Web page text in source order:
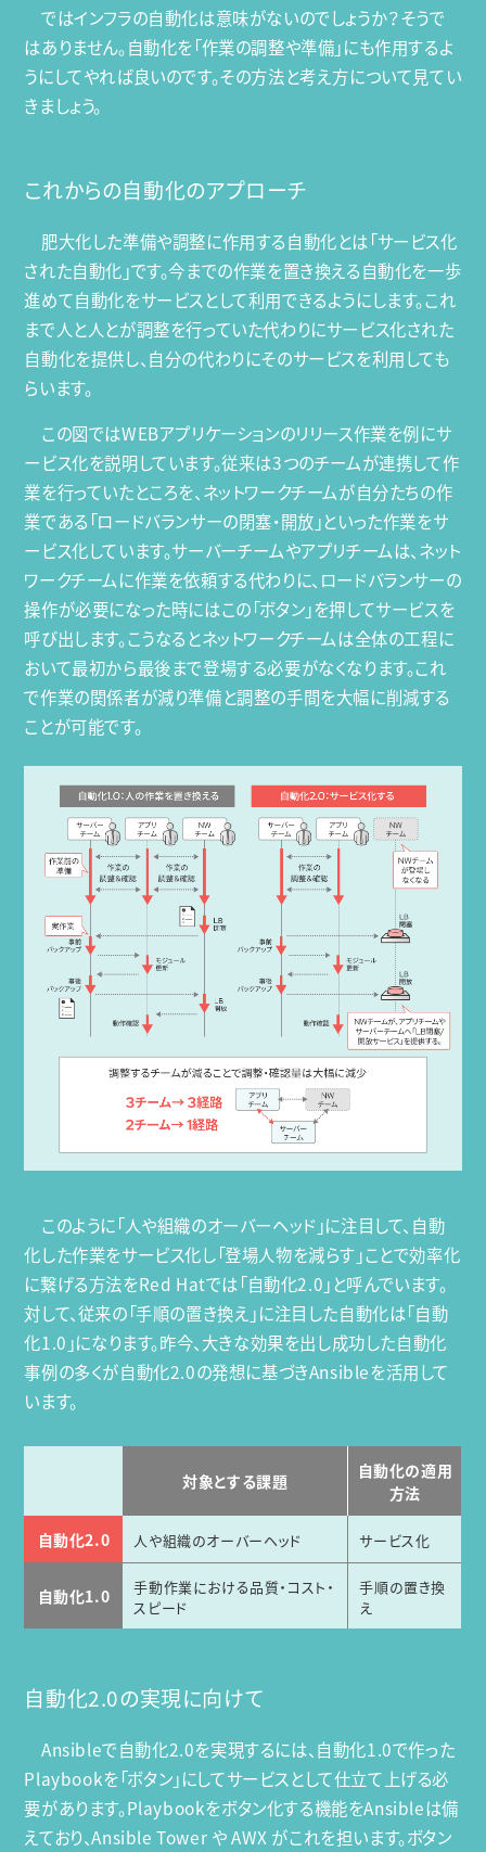
ではインフラの自動化は意味がないのでしょうか？そうで
はありません。自動化を「作業の調整や準備」にも作用するよ
うにしてやれば良いのです。その方法と考え方について見てい
きましょう。
これからの自動化のアプローチ
肥大化した準備や調整に作用する自動化とは「サービス化
された自動化」です。今までの作業を置き換える自動化を一歩
進めて自動化をサービスとして利用できるようにします。これ
まで人と人とが調整を行っていた代わりにサービス化された
自動化を提供し、自分の代わりにそのサービスを利用しても
らいます。
この図ではWEBアプリケーションのリリース作業を例にサ
ービス化を説明しています。従来は3つのチームが連携して作
業を行っていたところを、ネットワークチームが自分たちの作
業である「ロードバランサーの閉塞・開放」といった作業をサ
ービス化しています。サーバーチームやアプリチームは、ネット
ワークチームに作業を依頼する代わりに、ロードバランサーの
操作が必要になった時にはこの「ボタン」を押してサービスを
呼び出します。こうなるとネットワークチームは全体の工程に
おいて最初から最後まで登場する必要がなくなります。これ
で作業の関係者が減り準備と調整の手間を大幅に削減する
ことが可能です。
このように「人や組織のオーバーヘッド」に注目して、自動
化した作業をサービス化し「登場人物を減らす」ことで効率化
に繋げる方法をRed Hatでは「自動化2.0」と呼んでいます。
対して、従来の「手順の置き換え」に注目した自動化は「自動
化1.0」になります。昨今、大きな効果を出し成功した自動化
事例の多くが自動化2.0の発想に基づきAnsibleを活用して
います。
対象とする課題
自動化の適用
方法
自動化2.0 人や組織のオーバーヘッド サービス化
自動化1.0
手動作業における品質・コスト・
スピード
手順の置き換
え
自動化2.0の実現に向けて
Ansibleで自動化2.0を実現するには、自動化1.0で作った
Playbookを「ボタン」にしてサービスとして仕立て上げる必
要があります。Playbookをボタン化する機能をAnsibleは備
えており、Ansible Tower や AWX がこれを担います。ボタン